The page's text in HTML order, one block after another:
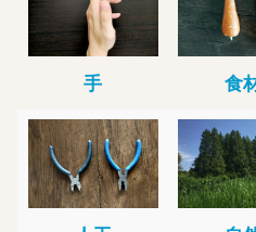
手 食